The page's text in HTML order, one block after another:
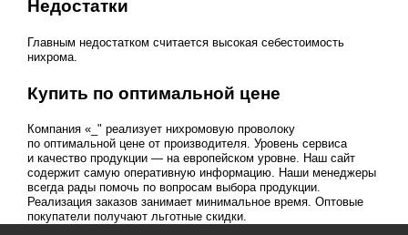
Недостатки
Главным недостатком считается высокая себестоимость
нихрома.
Купить по оптимальной цене
Компания «_" реализует нихромовую проволоку
по оптимальной цене от производителя. Уровень сервиса
и качество продукции — на европейском уровне. Наш сайт
содержит самую оперативную информацию. Наши менеджеры
всегда рады помочь по вопросам выбора продукции.
Реализация заказов занимает минимальное время. Оптовые
покупатели получают льготные скидки.